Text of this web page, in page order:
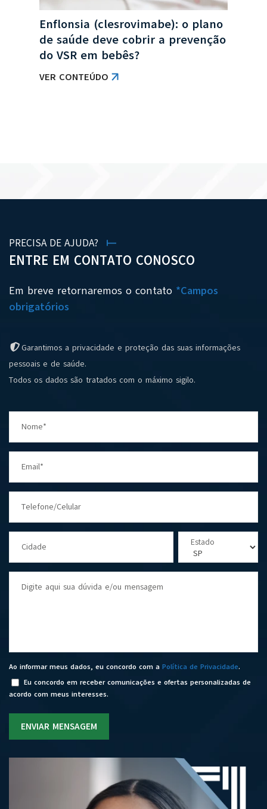
Enflonsia (clesrovimabe): o plano
de saúde deve cobrir a prevenção
do VSR em bebês?
VER CONTEÚDO
PRECISA DE AJUDA?
ENTRE EM CONTATO CONOSCO
Em breve retornaremos o contato *Campos
obrigatórios
Garantimos a privacidade e proteção das suas informações
pessoais e de saúde.
Todos os dados são tratados com o máximo sigilo.
Nome*
Email*
Telefone/Celular
Cidade Estado
Digite aqui sua dúvida e/ou mensagem
Ao informar meus dados, eu concordo com a Política de Privacidade.
Eu concordo em receber comunicações e ofertas personalizadas de
acordo com meus interesses.
ENVIAR MENSAGEM